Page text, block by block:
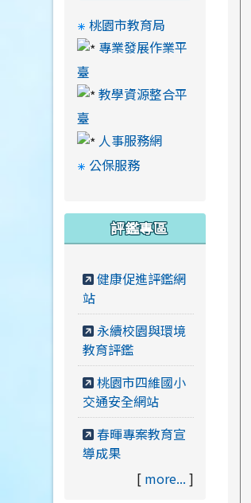
桃園市教育局
專業發展作業平
臺
教學資源整合平
臺
人事服務網
公保服務
評鑑專區
健康促進評鑑網
站
永續校園與環境
教育評鑑
桃園市四維國小
交通安全網站
春暉專案教育宣
導成果
[ more... ]